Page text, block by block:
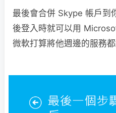
最後會合併 Skype 帳戶到
後登入時就可以用
微軟打算將他週邊的服務